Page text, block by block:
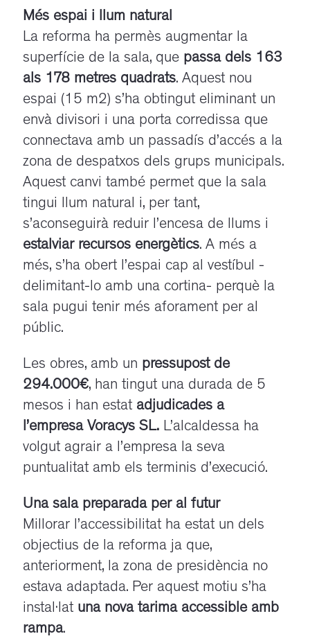
Més espai i llum natural
La reforma ha permès augmentar la
superfície de la sala, que passa dels 163
als 178 metres quadrats. Aquest nou
espai (15 m2) s’ha obtingut eliminant un
envà divisori i una porta corredissa que
connectava amb un passadís d’accés a la
zona de despatxos dels grups municipals.
Aquest canvi també permet que la sala
tingui llum natural i, per tant,
s’aconseguirà reduir l’encesa de llums i
estalviar recursos energètics. A més a
més, s’ha obert l’espai cap al vestíbul -
delimitant-lo amb una cortina- perquè la
sala pugui tenir més aforament per al
públic.
Les obres, amb un pressupost de
294.000€, han tingut una durada de 5
mesos i han estat adjudicades a
l’empresa Voracys SL. L’alcaldessa ha
volgut agrair a l’empresa la seva
puntualitat amb els terminis d’execució.
Una sala preparada per al futur
Millorar l’accessibilitat ha estat un dels
objectius de la reforma ja que,
anteriorment, la zona de presidència no
estava adaptada. Per aquest motiu s’ha
instal·lat una nova tarima accessible amb
rampa.